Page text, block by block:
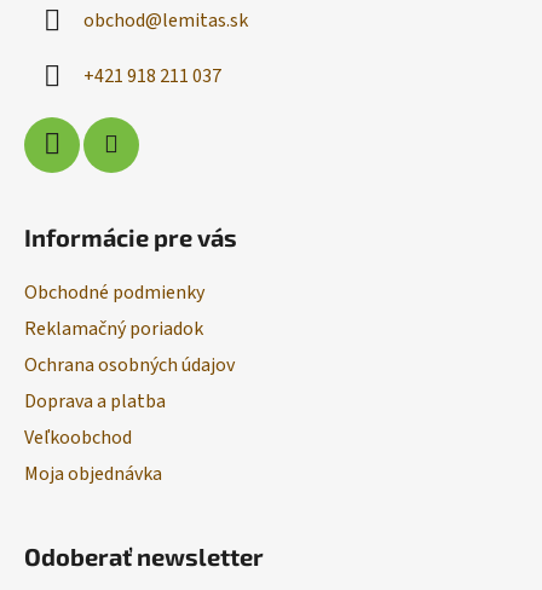
obchod@lemitas.sk
+421 918 211 037
Informácie pre vás
Obchodné podmienky
Reklamačný poriadok
Ochrana osobných údajov
Doprava a platba
Veľkoobchod
Moja objednávka
Odoberať newsletter